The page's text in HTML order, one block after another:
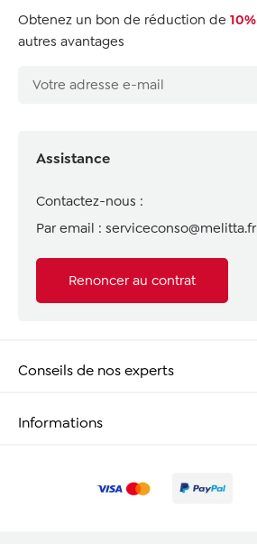
Assistance
Contactez-nous :
Par email : serviceconso@melitta.fr
Renoncer au contrat
Conseils de nos experts
Informations
Obtenez un bon de réduction de 10%
autres avantages